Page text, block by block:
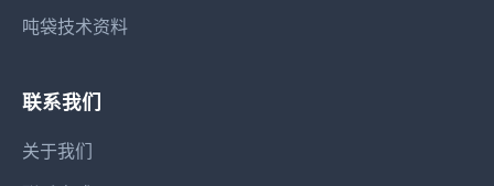
吨袋技术资料
联系我们
关于我们